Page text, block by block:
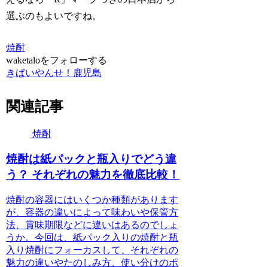
選ぶのもよいですね。
焼酎
waketaloをフォローする
きばいやんせ！鹿児島
関連記事
焼酎
焼酎は紙パックと瓶入りでどう違
う？ それぞれの魅力を徹底比較！
焼酎の容器にはいくつか種類があります
が、容器の違いによって味わいや保管方
法、賞味期限などに違いはあるのでしょ
うか。今回は、紙パック入りの焼酎と瓶
入り焼酎にフォーカスして、それぞれの
魅力の違いやたのしみ方、使い分けのポ